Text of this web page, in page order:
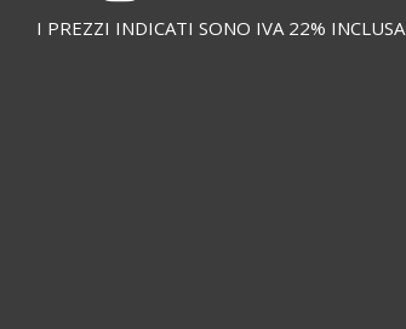
I PREZZI INDICATI SONO IVA 22% INCLUSA